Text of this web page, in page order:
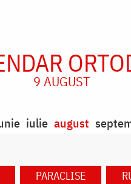
9 AUGUST
iulie august
PARACLISE